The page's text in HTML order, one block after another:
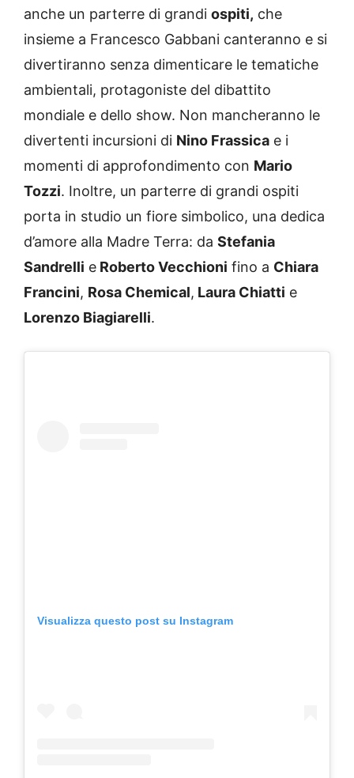
anche un parterre di grandi ospiti, che
insieme a Francesco Gabbani canteranno e si
divertiranno senza dimenticare le tematiche
ambientali, protagoniste del dibattito
mondiale e dello show. Non mancheranno le
divertenti incursioni di Nino Frassica e i
momenti di approfondimento con Mario
Tozzi. Inoltre, un parterre di grandi ospiti
porta in studio un fiore simbolico, una dedica
d’amore alla Madre Terra: da Stefania
Sandrelli e Roberto Vecchioni fino a Chiara
Francini, Rosa Chemical, Laura Chiatti e
Lorenzo Biagiarelli.
Visualizza questo post su Instagram